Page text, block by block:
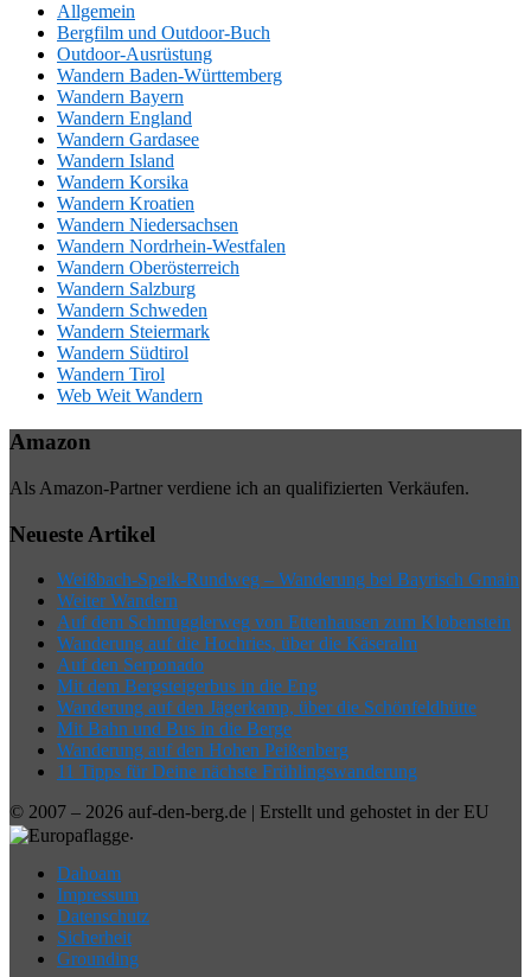
Allgemein
Bergfilm und Outdoor-Buch
Outdoor-Ausrüstung
Wandern Baden-Württemberg
Wandern Bayern
Wandern England
Wandern Gardasee
Wandern Island
Wandern Korsika
Wandern Kroatien
Wandern Niedersachsen
Wandern Nordrhein-Westfalen
Wandern Oberösterreich
Wandern Salzburg
Wandern Schweden
Wandern Steiermark
Wandern Südtirol
Wandern Tirol
Web Weit Wandern
Amazon
Als Amazon-Partner verdiene ich an qualifizierten Verkäufen.
Neueste Artikel
Weißbach-Speik-Rundweg – Wanderung bei Bayrisch Gmain
Weiter Wandern
Auf dem Schmugglerweg von Ettenhausen zum Klobenstein
Wanderung auf die Hochries, über die Käseralm
Auf den Serponado
Mit dem Bergsteigerbus in die Eng
Wanderung auf den Jägerkamp, über die Schönfeldhütte
Mit Bahn und Bus in die Berge
Wanderung auf den Hohen Peißenberg
11 Tipps für Deine nächste Frühlingswanderung
© 2007 – 2026 auf-den-berg.de | Erstellt und gehostet in der EU
.
Dahoam
Impressum
Datenschutz
Sicherheit
Grounding